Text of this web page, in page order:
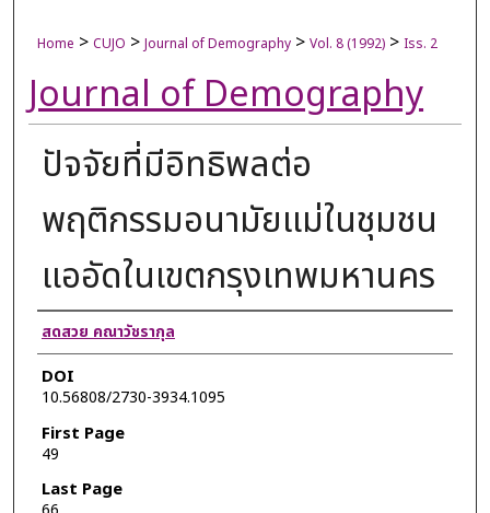
Home > CUJO > Journal of Demography > Vol. 8 (1992) > Iss. 2
Journal of Demography
ปัจจัยที่มีอิทธิพลต่อ
พฤติกรรมอนามัยแม่ในชุมชน
แออัดในเขตกรุงเทพมหานคร
Authors
สดสวย คณาวัชรากุล
DOI
10.56808/2730-3934.1095
First Page
49
Last Page